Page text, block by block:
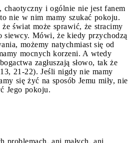
chaotyczny i ogólnie nie jest fanem
nie w nim mamy szukać pokoju.
że świat może sprawić, że stracimy
Mówi, że kiedy przychodzą
możemy natychmiast się od
mocnych korzeni. A wtedy
zagłuszają słowo, tak że
21-22). Jeśli nigdy nie mamy
się żyć na sposób Jemu miły, nie
Jego pokoju.
ani małych, ani